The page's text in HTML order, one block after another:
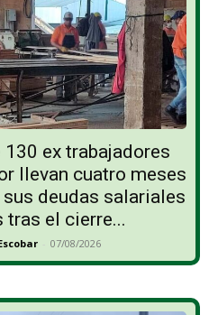
ex trabajadores
llevan cuatro meses
deudas salariales
el cierre...
- 07/08/2026